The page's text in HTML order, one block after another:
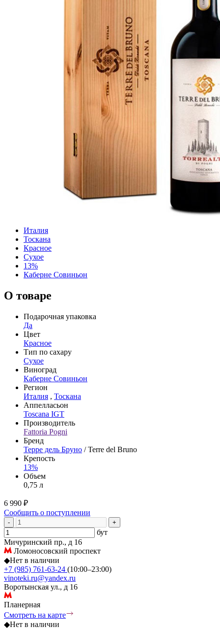
Италия
Тоскана
Красное
Сухое
13%
Каберне Совиньон
О товаре
Подарочная упаковка
Да
Цвет
Красное
Тип по сахару
Сухое
Виноград
Каберне Совиньон
Регион
Италия , Тоскана
Аппелласьон
Toscana IGT
Производитель
Fattoria Pogni
Бренд
Терре дель Бруно / Terre del Bruno
Крепость
13%
Объем
0,75 л
6 990 ₽
Сообщить о поступлении
- +
бут
Мичуринский пр., д 16
Ломоносовский проспект
◆Нет в наличии
+7 (985) 761-63-24 (10:00–23:00)
vinoteki.ru@yandex.ru
Воротынская ул., д 16
Планерная
Смотреть на карте
◆Нет в наличии